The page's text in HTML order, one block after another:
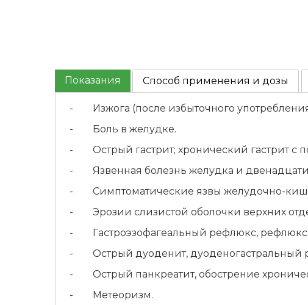
Показания Способ применения и дозы
- Изжога (после избыточного
- Боль в желудке.
- Острый гастрит; хронический гастрит с
- Язвенная болезнь желудка и
- Симптоматические язвы желудочно-
- Эрозии слизистой оболочки верхних
- Гастроэзофагеальный рефлюкс, рефлюкс-
- Острый дуоденит, дуоденогастральный
- Острый панкреатит, обострение
- Метеоризм.